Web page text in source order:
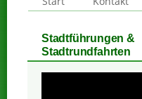
Stadtführungen &
Stadtrundfahrten